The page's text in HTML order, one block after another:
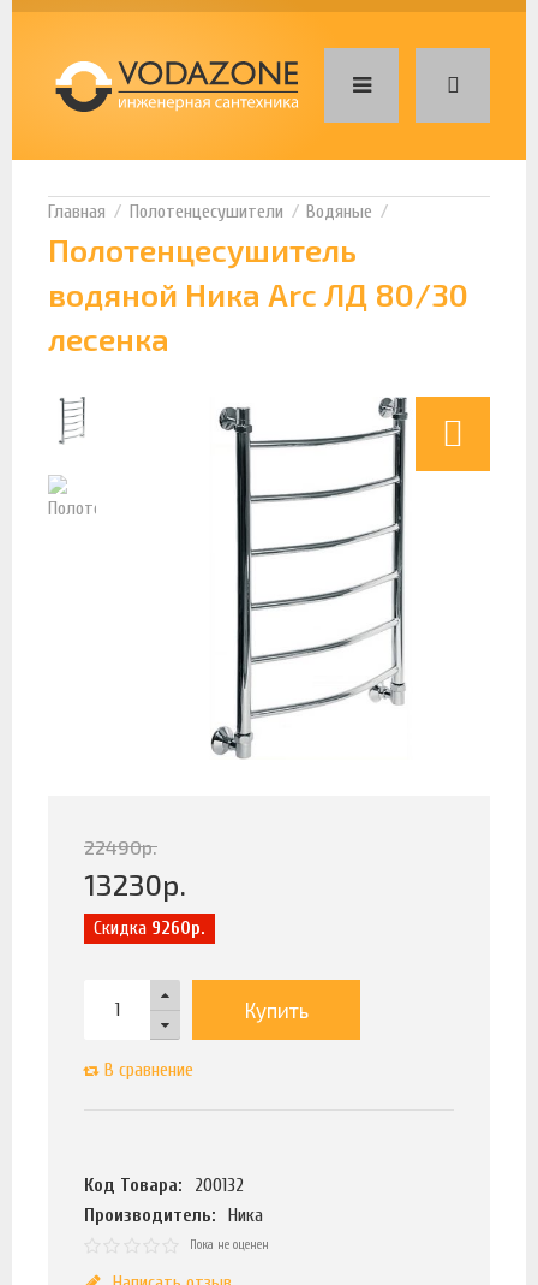
Полотенцесушители Водяные
Полотенцесушитель
водяной Ника Arc ЛД 80/30
лесенка
22490р.
13230р.
Скидка 9260р.
Купить
В сравнение
Код Товара:
200132
Производитель:
Ника
Пока не оценен